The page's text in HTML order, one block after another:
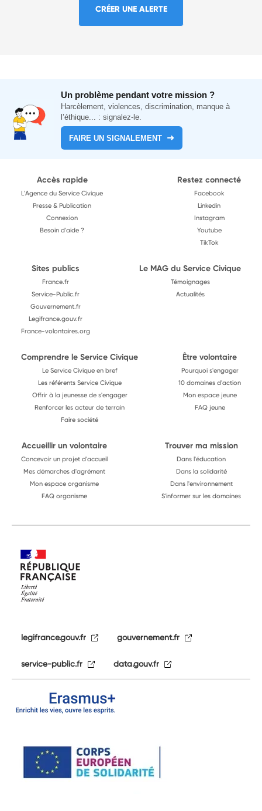
CRÉER UNE ALERTE
Un problème pendant votre mission ?
Harcèlement, violences, discrimination, manque à
l’éthique... : signalez-le.
FAIRE UN SIGNALEMENT
Accès rapide
L'Agence du Service Civique
Presse & Publication
Connexion
Besoin d'aide ?
Restez connecté
Facebook
Linkedin
Instagram
Youtube
TikTok
Sites publics
France.fr
Service-Public.fr
Gouvernement.fr
Legifrance.gouv.fr
France-volontaires.org
Le MAG du Service Civique
Témoignages
Actualités
Comprendre le Service Civique
Le Service Civique en bref
Les référents Service Civique
Offrir à la jeunesse de s'engager
Renforcer les acteur de terrain
Faire société
Être volontaire
Pourquoi s'engager
10 domaines d'action
Mon espace jeune
FAQ jeune
Accueillir un volontaire
Concevoir un projet d'accueil
Mes démarches d'agrément
Mon espace organisme
FAQ organisme
Trouver ma mission
Dans l'éducation
Dans la solidarité
Dans l'environnement
S'informer sur les domaines
legifrance.gouv.fr gouvernement.fr
service-public.fr data.gouv.fr